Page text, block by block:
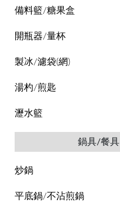
備料籃/糖果盒
開瓶器/量杯
製冰/濾袋(網)
湯杓/煎匙
瀝水籃
鍋具/餐具
炒鍋
平底鍋/不沾煎鍋